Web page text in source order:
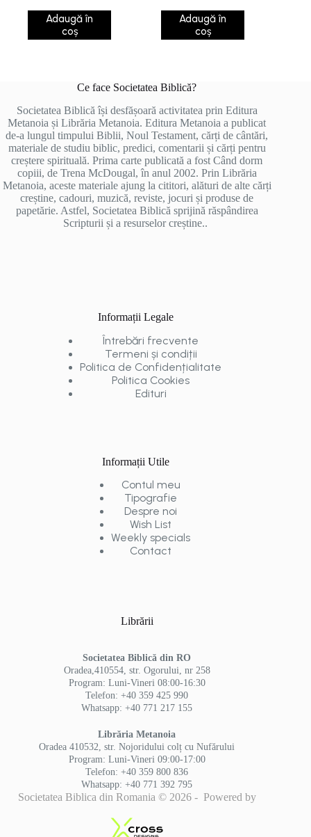
Adaugă în
coș
Adaugă în
coș
Ce face Societatea Biblică?
Societatea Biblică își desfășoară activitatea prin Editura
Metanoia și Librăria Metanoia. Editura Metanoia a publicat
de-a lungul timpului Biblii, Noul Testament, cărți de cântări,
materiale de studiu biblic, predici, comentarii și cărți pentru
creștere spirituală. Prima carte publicată a fost Când dorm
copiii, de Trena McDougal, în anul 2002. Prin Librăria
Metanoia, aceste materiale ajung la cititori, alături de alte cărți
creștine, cadouri, muzică, reviste, jocuri și produse de
papetărie. Astfel, Societatea Biblică sprijină răspândirea
Scripturii și a resurselor creștine..
Informații Legale
Întrebări frecvente
Termeni și condiții
Politica de Confidențialitate
Politica Cookies
Edituri
Informații Utile
Contul meu
Tipografie
Despre noi
Wish List
Weekly specials
Contact
Librării
Societatea Biblică din RO
Oradea,410554, str. Ogorului, nr 258
Program: Luni-Vineri 08:00-16:30
Telefon: +40 359 425 990
Whatsapp: +40 771 217 155
Librăria Metanoia
Oradea 410532, str. Nojoridului colț cu Nufărului
Program: Luni-Vineri 09:00-17:00
Telefon: +40 359 800 836
Whatsapp: +40 771 392 795
Societatea Biblica din Romania © 2026 - Powered by